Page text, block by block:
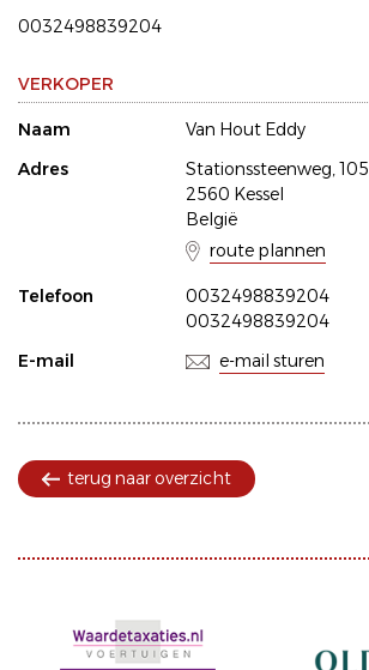
0032498839204
VERKOPER
Naam
Van Hout Eddy
Adres
Stationssteenweg, 105
2560 Kessel
België
route plannen
Telefoon
0032498839204
0032498839204
E-mail
e-mail sturen
terug naar overzicht